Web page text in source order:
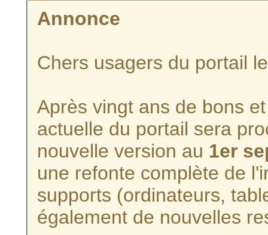
Annonce
Chers usagers du portail
Après vingt ans de bons
actuelle du portail sera
nouvelle version au 1er
une refonte complète de
supports (ordinateurs,
également de nouvelles